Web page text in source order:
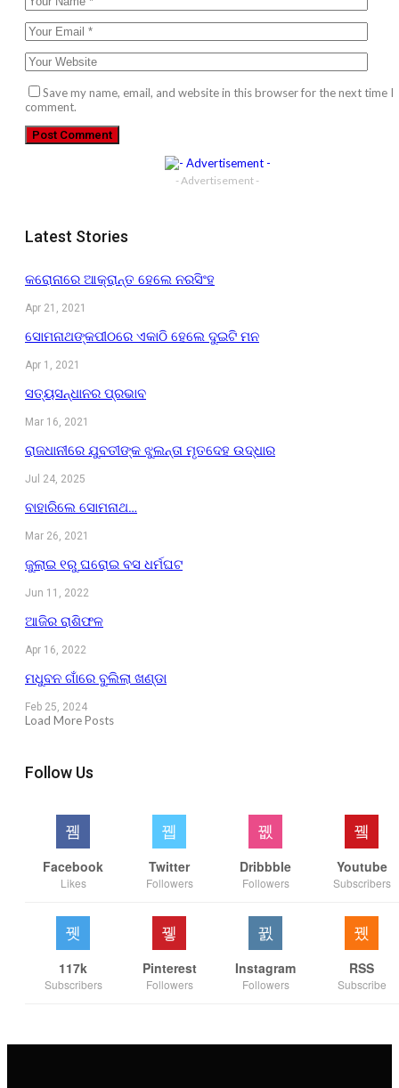
Save my name, email, and website in this browser for the next time I
comment.
- Advertisement -
Latest Stories
କରୋନାରେ ଆକ୍ରାନ୍ତ ହେଲେ ନରସିଂହ
Apr 21, 2021
ସୋମନାଥଙ୍କପୀଠରେ ଏକାଠି ହେଲେ ଦୁଇଟି ମନ
Apr 1, 2021
ସତ୍ୟସନ୍ଧାନର ପ୍ରଭାବ
Mar 16, 2021
ରାଜଧାନୀରେ ଯୁବତୀଙ୍କ ଝୁଲନ୍ତା ମୃତଦେହ ଉଦ୍ଧାର
Jul 24, 2025
ବାହାରିଲେ ସୋମନାଥ…
Mar 26, 2021
ଜୁଲାଇ ୧ରୁ ଘରୋଇ ବସ ଧର୍ମଘଟ
Jun 11, 2022
ଆଜିର ରାଶିଫଳ
Apr 16, 2022
ମଧୁବନ ଗାଁରେ ବୁଲିଲା ଖଣ୍ଡା
Feb 25, 2024
Load More Posts
Follow Us
Facebook
Likes
Twitter
Followers
Dribbble
Followers
Youtube
Subscribers
117k
Subscribers
Pinterest
Followers
Instagram
Followers
RSS
Subscribe